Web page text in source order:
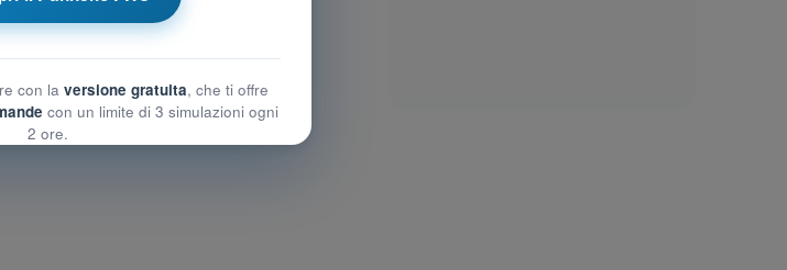
con la versione gratuita, che ti offre
con un limite di 3 simulazioni ogni
2 ore.